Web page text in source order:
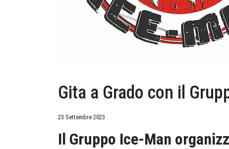
Gita a Grado con il
23 Settembre 2023
Il Gruppo Ice-Man